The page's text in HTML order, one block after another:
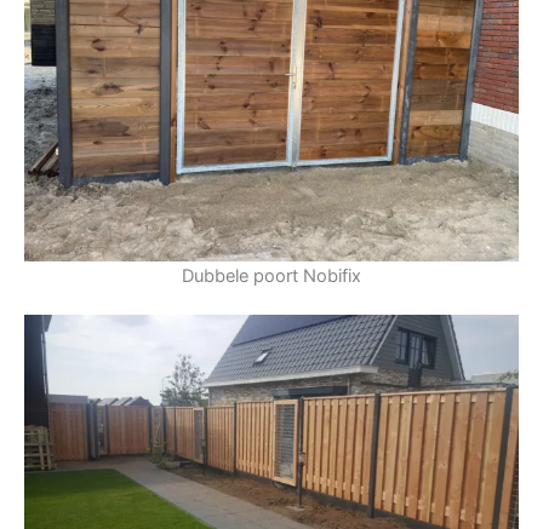
Dubbele poort Nobifix